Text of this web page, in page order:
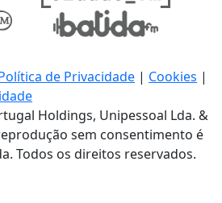
de Privacidade | Cookies |
Holdings, Unipessoal Lda. &
sem consentimento é
Todos os direitos reservados.